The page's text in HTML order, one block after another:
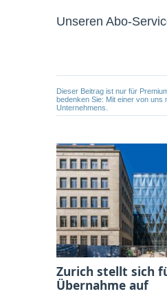
Unseren Abo-
Dieser Beitrag ist nur für
bedenken Sie: Mit einer von
Unternehmens.
Zurich stellt sich
Übernahme auf